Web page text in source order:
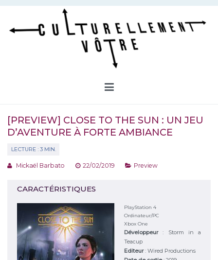
Aller
contenu
[PREVIEW] CLOSE TO THE SUN : UN JEU
D’AVENTURE À FORTE AMBIANCE
Mickaël Barbato 22/02/2019 Preview
CARACTÉRISTIQUES
PlayStation 4
Ordinateur/PC
Xbox One
Développeur:
Storm in a
Teacup
Editeur: Wired Productions